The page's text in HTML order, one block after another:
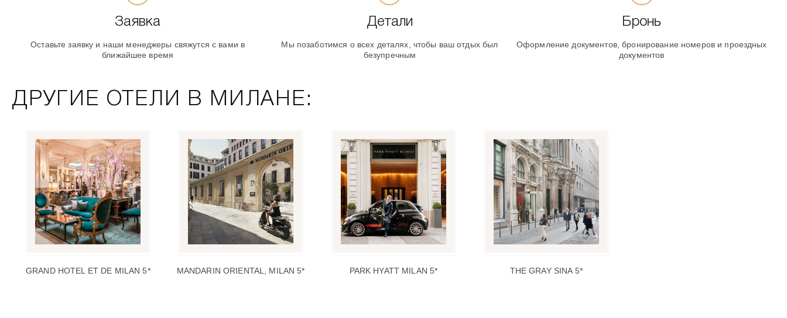
Заявка
Оставьте заявку и наши менеджеры свяжутся с вами в
ближайшее время
Детали
Мы позаботимся о всех деталях, чтобы ваш отдых был
безупречным
Бронь
Оформление документов, бронирование номеров и проездных
документов
ДРУГИЕ ОТЕЛИ В МИЛАНЕ:
GRAND HOTEL ET DE MILAN 5* MANDARIN ORIENTAL, MILAN 5* PARK HYATT MILAN 5* THE GRAY SINA 5*